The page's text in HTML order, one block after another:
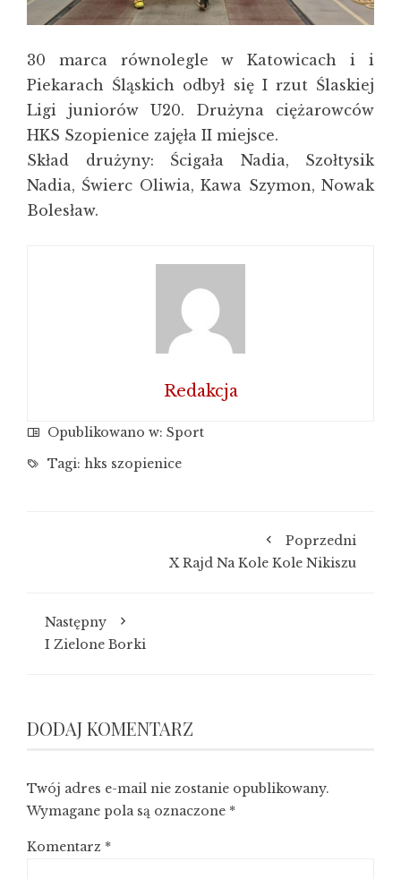
30 marca równolegle w Katowicach i i
Piekarach Śląskich odbył się I rzut Ślaskiej
Ligi juniorów U20. Drużyna ciężarowców
HKS Szopienice zajęła II miejsce.
Skład drużyny: Ścigała Nadia, Szołtysik
Nadia, Świerc Oliwia, Kawa Szymon, Nowak
Bolesław.
Redakcja
Opublikowano w: Sport
Tagi: hks szopienice
Poprzedni
X Rajd Na Kole Kole Nikiszu
Następny
I Zielone Borki
DODAJ KOMENTARZ
Twój adres e-mail nie zostanie opublikowany.
Wymagane pola są oznaczone *
Komentarz *